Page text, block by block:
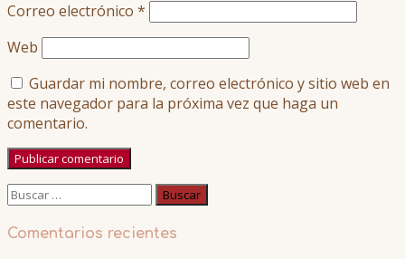
Correo electrónico *
Web
Guardar mi nombre, correo electrónico y sitio web en
este navegador para la próxima vez que haga un
comentario.
Buscar:
Comentarios recientes